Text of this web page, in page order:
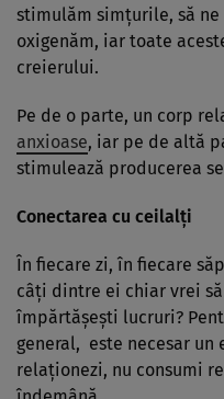
stimulăm simţurile, să ne
oxigenăm, iar toate
creierului.
Pe de o parte, un corp
anxioase, iar pe de altă
stimulează producerea
Conectarea cu ceilalţi
În fiecare zi, în fiecare
câţi dintre ei chiar vrei
împărtăşeşti lucruri?
general, este necesar
relaţionezi, nu consumi